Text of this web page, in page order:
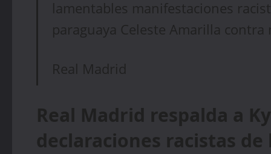
lamentables manifestaciones
paraguaya Celeste Amarilla
Real Madrid
Real Madrid respalda a
declaraciones racistas